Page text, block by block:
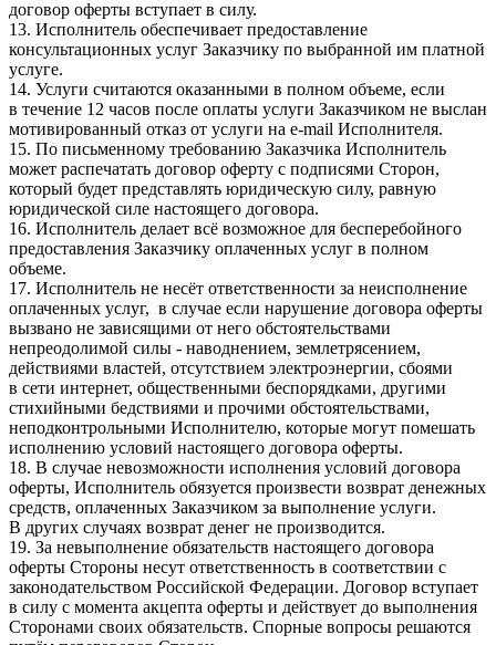
договор оферты вступает в силу.
13. Исполнитель обеспечивает предоставление
консультационных услуг Заказчику по выбранной им платной
услуге.
14. Услуги считаются оказанными в полном объеме, если
в течение 12 часов после оплаты услуги Заказчиком не выслан
мотивированный отказ от услуги на e-mail Исполнителя.
15. По письменному требованию Заказчика Исполнитель
может распечатать договор оферту с подписями Сторон,
который будет представлять юридическую силу, равную
юридической силе настоящего договора.
16. Исполнитель делает всё возможное для бесперебойного
предоставления Заказчику оплаченных услуг в полном
объеме.
17. Исполнитель не несёт ответственности за неисполнение
оплаченных услуг, в случае если нарушение договора оферты
вызвано не зависящими от него обстоятельствами
непреодолимой силы - наводнением, землетрясением,
действиями властей, отсутствием электроэнергии, сбоями
в сети интернет, общественными беспорядками, другими
стихийными бедствиями и прочими обстоятельствами,
неподконтрольными Исполнителю, которые могут помешать
исполнению условий настоящего договора оферты.
18. В случае невозможности исполнения условий договора
оферты, Исполнитель обязуется произвести возврат денежных
средств, оплаченных Заказчиком за выполнение услуги.
В других случаях возврат денег не производится.
19. За невыполнение обязательств настоящего договора
оферты Стороны несут ответственность в соответствии с
законодательством Российской Федерации. Договор вступает
в силу с момента акцепта оферты и действует до выполнения
Сторонами своих обязательств. Спорные вопросы решаются